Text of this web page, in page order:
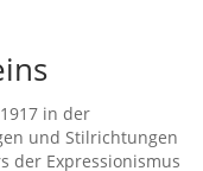
in der
und Stilrichtungen
der Expressionismus